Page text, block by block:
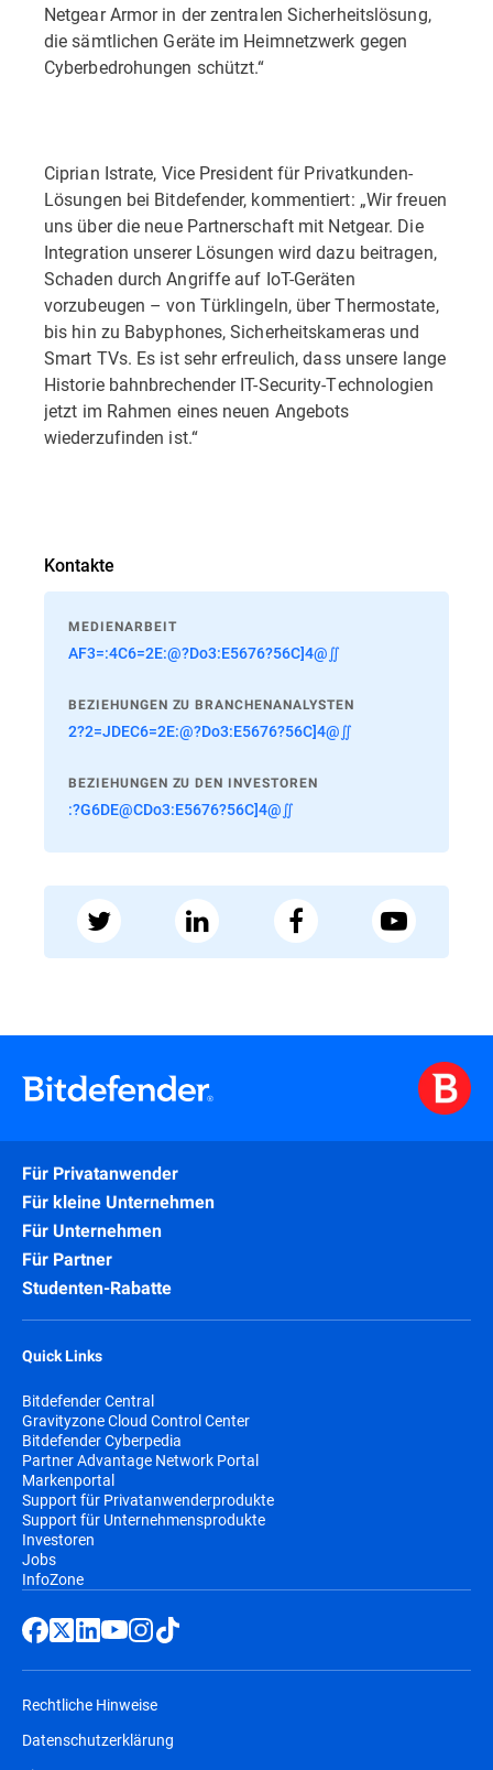
Netgear Armor in der zentralen Sicherheitslösung,
die sämtlichen Geräte im Heimnetzwerk gegen
Cyberbedrohungen schützt.“
Ciprian Istrate, Vice President für Privatkunden-
Lösungen bei Bitdefender, kommentiert: „Wir freuen
uns über die neue Partnerschaft mit Netgear. Die
Integration unserer Lösungen wird dazu beitragen,
Schaden durch Angriffe auf IoT-Geräten
vorzubeugen – von Türklingeln, über Thermostate,
bis hin zu Babyphones, Sicherheitskameras und
Smart TVs. Es ist sehr erfreulich, dass unsere lange
Historie bahnbrechender IT-Security-Technologien
jetzt im Rahmen eines neuen Angebots
wiederzufinden ist.“
Kontakte
MEDIENARBEIT
AF3=:4C6=2E:@?Do3:E5676?56C]4@∬
BEZIEHUNGEN ZU BRANCHENANALYSTEN
2?2=JDEC6=2E:@?Do3:E5676?56C]4@∬
BEZIEHUNGEN ZU DEN INVESTOREN
:?G6DE@CDo3:E5676?56C]4@∬
Für Privatanwender
Für kleine Unternehmen
Für Unternehmen
Für Partner
Studenten-Rabatte
Quick Links
Bitdefender Central
Gravityzone Cloud Control Center
Bitdefender Cyberpedia
Partner Advantage Network Portal
Markenportal
Support für Privatanwenderprodukte
Support für Unternehmensprodukte
Investoren
Jobs
InfoZone
Rechtliche Hinweise
Datenschutzerklärung